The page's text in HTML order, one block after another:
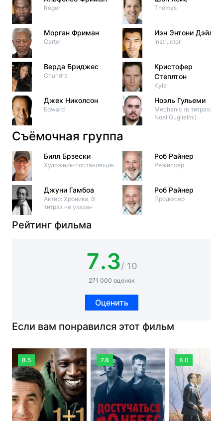
Roger
Морган Фриман
Carter
Верда Бриджес
Chandra
Джек Николсон
Edward
Thomas
Иэн Энтони Дэйл
Instructor
Кристофер
Степлтон
Kyle
Ноэль Гульеми
Mechanic (в титрах:
Noel Guglielmi)
Съёмочная группа
Билл Брзески
Художник-постановщик
Джуни Гамбоа
Актер: Хроника, В
титрах не указан
Роб Райнер
Режиссер
Роб Райнер
Продюсер
Рейтинг фильма
7.3/ 10
271 000 оценок
Оценить
Если вам понравился этот фильм
8.5 7.8 8.0